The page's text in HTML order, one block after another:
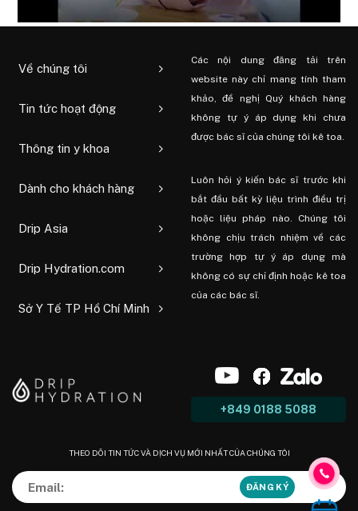
Về chúng tôi
Tin tức hoạt động
Thông tin y khoa
Dành cho khách hàng
Drip Asia
Drip Hydration.com
Sở Y Tế TP Hồ Chí Minh
Các nội dung đăng tải trên
website này chỉ mang tính tham
khảo, đề nghị Quý khách hàng
không tự ý áp dụng khi chưa
được bác sĩ của chúng tôi kê toa.
Luôn hỏi ý kiến ​​bác sĩ trước khi
bắt đầu bất kỳ liệu trình điều trị
hoặc liệu pháp nào. Chúng tôi
không chịu trách nhiệm về các
trường hợp tự ý áp dụng mà
không có sự chỉ định hoặc kê toa
của các bác sĩ.
+849 0188 5088
THEO DÕI TIN TỨC VÀ DỊCH VỤ MỚI NHẤT CỦA CHÚNG TÔI